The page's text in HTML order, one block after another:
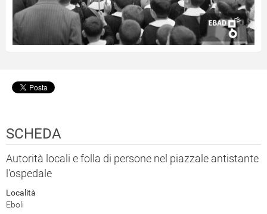
SCHEDA
Autorità locali e folla di persone nel piazzale antistante
l'ospedale
Località
Eboli